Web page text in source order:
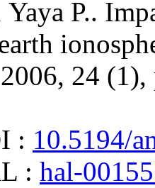
Yaya P..
24
: 10.5194/
: hal-